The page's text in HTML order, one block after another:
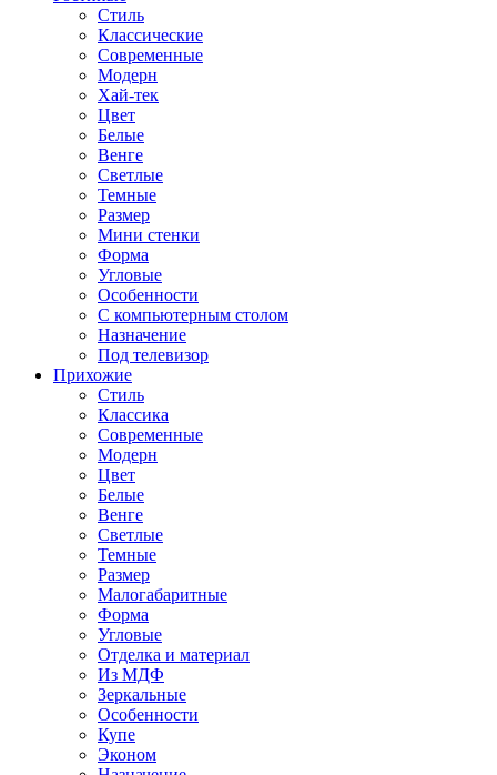
Стиль
Классические
Современные
Модерн
Хай-тек
Цвет
Белые
Венге
Светлые
Темные
Размер
Мини стенки
Форма
Угловые
Особенности
С компьютерным столом
Назначение
Под телевизор
Прихожие
Стиль
Классика
Современные
Модерн
Цвет
Белые
Венге
Светлые
Темные
Размер
Малогабаритные
Форма
Угловые
Отделка и материал
Из МДФ
Зеркальные
Особенности
Купе
Эконом